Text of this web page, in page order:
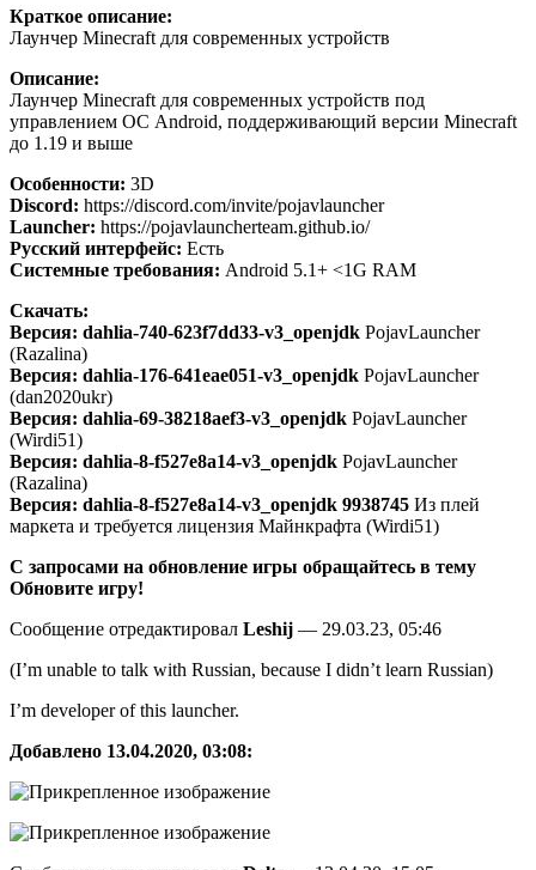
Краткое описание:
Лаунчер Minecraft для современных устройств
Описание:
Лаунчер Minecraft для современных устройств под
управлением ОС Android, поддерживающий версии Minecraft
до 1.19 и выше
Особенности: 3D
Discord: https://discord.com/invite/pojavlauncher
Launcher: https://pojavlauncherteam.github.io/
Русский интерфейс: Есть
Системные требования: Android 5.1+ <1G RAM
Скачать:
Версия: dahlia-740-623f7dd33-v3_openjdk PojavLauncher
(Razalina)
Версия: dahlia-176-641eae051-v3_openjdk PojavLauncher
(dan2020ukr)
Версия: dahlia-69-38218aef3-v3_openjdk PojavLauncher
(Wirdi51)
Версия: dahlia-8-f527e8a14-v3_openjdk PojavLauncher
(Razalina)
Версия: dahlia-8-f527e8a14-v3_openjdk 9938745 Из плей
маркета и требуется лицензия Майнкрафта (Wirdi51)
С запросами на обновление игры обращайтесь в тему
Обновите игру!
Сообщение отредактировал Lеshij — 29.03.23, 05:46
(I’m unable to talk with Russian, because I didn’t learn Russian)
I’m developer of this launcher.
Добавлено 13.04.2020, 03:08: